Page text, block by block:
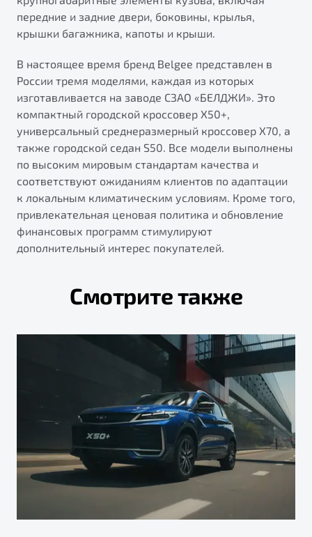
передние и задние двери, боковины, крылья,
крышки багажника, капоты и крыши.
В настоящее время бренд Belgee представлен в
России тремя моделями, каждая из которых
изготавливается на заводе СЗАО «БЕЛДЖИ». Это
компактный городской кроссовер X50+,
универсальный среднеразмерный кроссовер X70, а
также городской седан S50. Все модели выполнены
по высоким мировым стандартам качества и
соответствуют ожиданиям клиентов по адаптации
к локальным климатическим условиям. Кроме того,
привлекательная ценовая политика и обновление
финансовых программ стимулируют
дополнительный интерес покупателей.
Смотрите также